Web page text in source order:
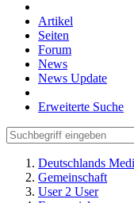
Artikel
Seiten
Forum
News
News Update
Erweiterte Suche
Deutschlands
Gemeinschaft
User 2 User